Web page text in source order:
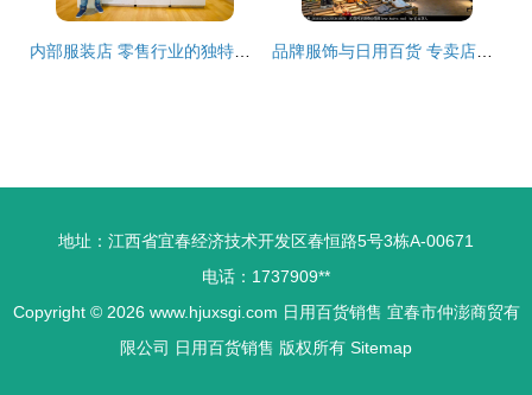
地址：江西省宜春经济技术开发区春恒路5号3栋A-00671
电话：1737909**
Copyright © 2026 www.hjuxsgi.com 日用百货销售 宜春市仲澎商贸有
限公司 日用百货销售 版权所有 Sitemap